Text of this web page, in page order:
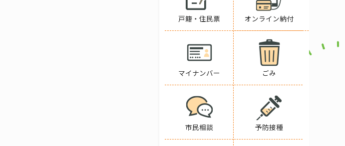
戸籍・住民票 オンライン納付
マイナンバー ごみ
市民相談 予防接種